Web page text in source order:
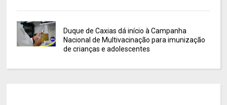
Duque de Caxias dá início à Campanha
Nacional de Multivacinação para imunização
de crianças e adolescentes